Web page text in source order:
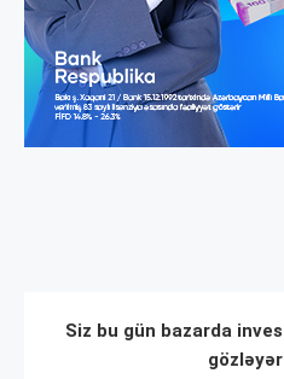
Siz bu gün bazarda